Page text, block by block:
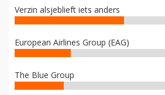
Verzin alsjeblieft iets anders
European Airlines Group (EAG)
The Blue Group